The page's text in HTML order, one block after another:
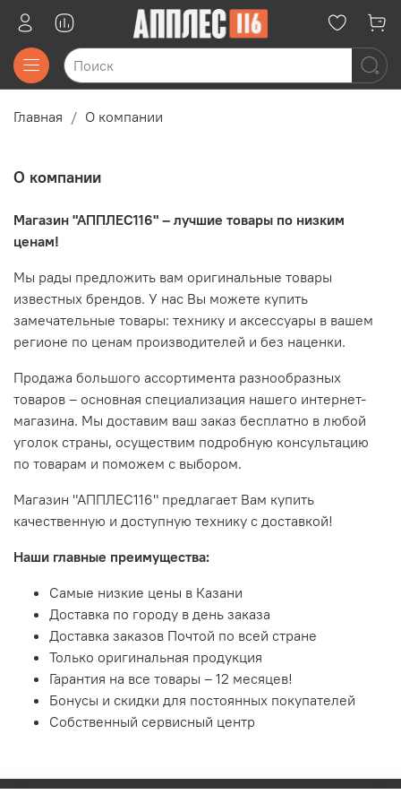
Главная О компании
О компании
Магазин "АППЛЕС116" – лучшие товары по низким
ценам!
Мы рады предложить вам оригинальные товары
известных брендов. У нас Вы можете купить
замечательные товары: технику и аксессуары в вашем
регионе по ценам производителей и без наценки.
Продажа большого ассортимента разнообразных
товаров – основная специализация нашего интернет-
магазина. Мы доставим ваш заказ бесплатно в любой
уголок страны, осуществим подробную консультацию
по товарам и поможем с выбором.
Магазин "АППЛЕС116" предлагает Вам купить
качественную и доступную технику с доставкой!
Наши главные преимущества:
Самые низкие цены в Казани
Доставка по городу в день заказа
Доставка заказов Почтой по всей стране
Только оригинальная продукция
Гарантия на все товары – 12 месяцев!
Бонусы и скидки для постоянных покупателей
Собственный сервисный центр